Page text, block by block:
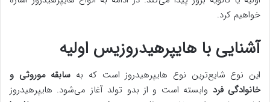
خواهیم کرد.
آشنایی با هایپرهیدروزیس اولیه
این نوع شایع‌ترین نوع هایپرهیدروز است که به سابقه موروثی و
خانوادگی فرد وابسته است و از بدو تولد آغاز می‌شود. هایپرهیدروز